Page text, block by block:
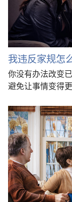
我违反家规怎
你没有办法改变
避免让事情变得